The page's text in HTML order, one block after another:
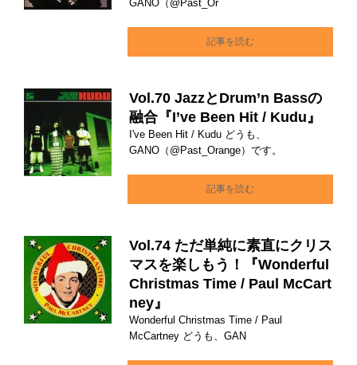
GANO（@Past_Or
記事を読む
Vol.70 JazzとDrum’n Bassの
融合『I’ve Been Hit / Kudu』
I've Been Hit / Kudu どうも、
GANO（@Past_Orange）です。
記事を読む
Vol.74 ただ単純に素直にクリス
マスを楽しもう！『Wonderful
Christmas Time / Paul McCart
ney』
Wonderful Christmas Time / Paul
McCartney どうも、GAN